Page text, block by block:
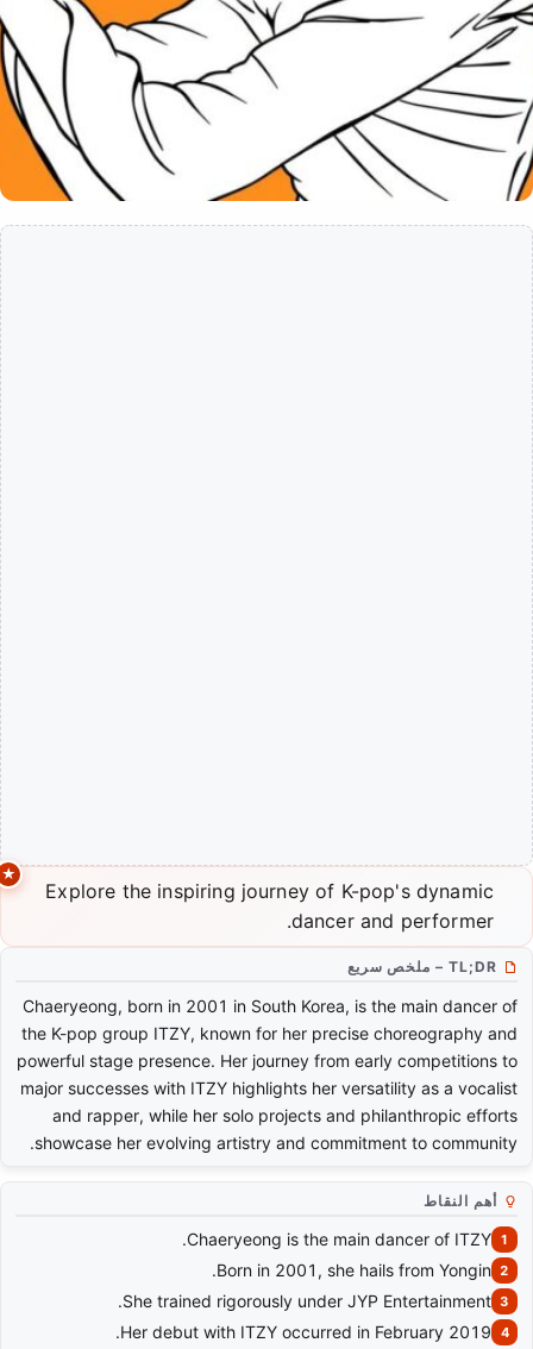
Explore the inspiring journey of K-pop's dynamic
dancer and performer.
TL;DR – ملخص سريع
Chaeryeong, born in 2001 in South Korea, is the main dancer of
the K-pop group ITZY, known for her precise choreography and
powerful stage presence. Her journey from early competitions to
major successes with ITZY highlights her versatility as a vocalist
and rapper, while her solo projects and philanthropic efforts
showcase her evolving artistry and commitment to community.
أهم النقاط
Chaeryeong is the main dancer of ITZY.
Born in 2001, she hails from Yongin.
She trained rigorously under JYP Entertainment.
Her debut with ITZY occurred in February 2019.